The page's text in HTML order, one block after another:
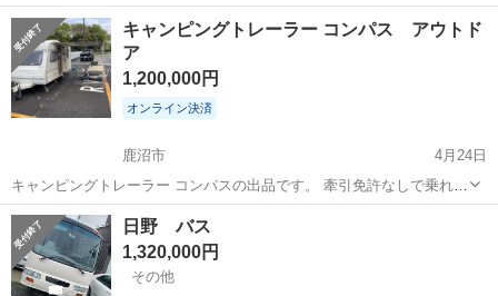
名： いすゞ ■ 車種名： エルフトラック ■ グレード名： １．
５ｔ平ボディー ＦＦＬ ５Ｆ ■ 排気量： 3000cc ■ ドア枚
数：...
栃木 鹿沼市 その他
キャンピングトレーラー コンパス アウトド
ア
1,200,000円
オンライン決済
鹿沼市
4月24日
キャンピングトレーラー コンパスの出品です。 牽引免許なしで乗れる
最大のトレーラーです。 装備はベッド2箇所と2段ベッドあります。 フ
ロントはテーブルにして寝る時ベッドにしてます。 冷蔵庫と電子レン
ジ100vついてます。 ...
栃木 鹿沼市 その他
日野 バス
1,320,000円
その他